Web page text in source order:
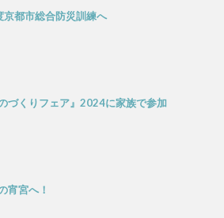
京都市総合防災訓練へ
のづくりフェア』2024に家族で参加
宵宮へ！